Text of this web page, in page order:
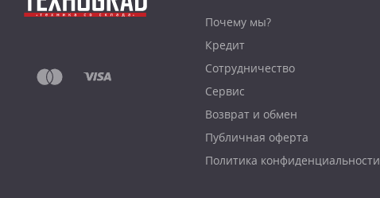
Почему мы?
Кредит
Сотрудничество
Сервис
Возврат и обмен
Публичная оферта
Политика конфиденциальности